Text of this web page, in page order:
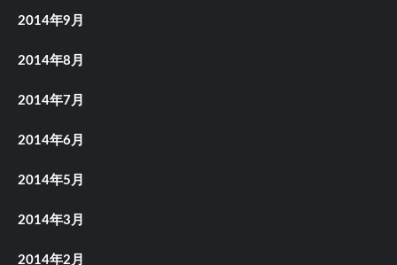
2014年9月
2014年8月
2014年7月
2014年6月
2014年5月
2014年3月
2014年2月